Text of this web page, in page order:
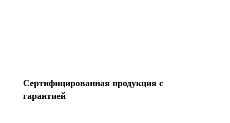
Сертифицированная продукция с
гарантией